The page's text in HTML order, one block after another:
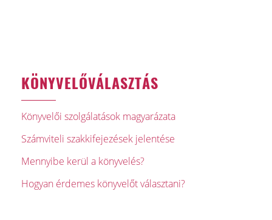
KÖNYVELŐVÁLASZTÁS
Könyvelői szolgálatások magyarázata
Számviteli szakkifejezések jelentése
Mennyibe kerül a könyvelés?
Hogyan érdemes könyvelőt választani?